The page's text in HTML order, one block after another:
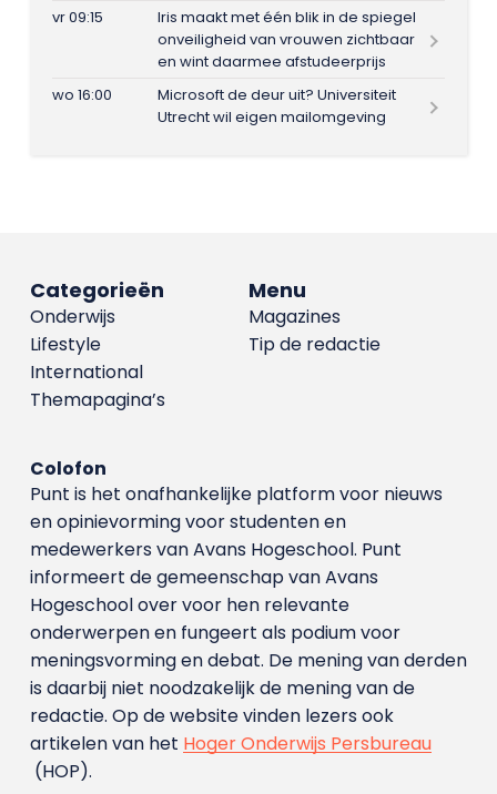
vr 09:15
Iris maakt met één blik in de spiegel
onveiligheid van vrouwen zichtbaar
en wint daarmee afstudeerprijs
wo 16:00
Microsoft de deur uit? Universiteit
Utrecht wil eigen mailomgeving
Menu
Magazines
Tip de redactie
Categorieën
Onderwijs
Lifestyle
International
Themapagina’s
Colofon
Punt is het onafhankelijke platform voor nieuws
en opinievorming voor studenten en
medewerkers van Avans Hoge­school. Punt
informeert de gemeenschap van Avans
Hogeschool over voor hen relevante
onderwerpen en fungeert als podium voor
meningsvorming en debat. De mening van derden
is daarbij niet noodzakelijk de mening van de
redactie. Op de website vinden lezers ook
artikelen van het Hoger Onderwijs Persbureau
(HOP).